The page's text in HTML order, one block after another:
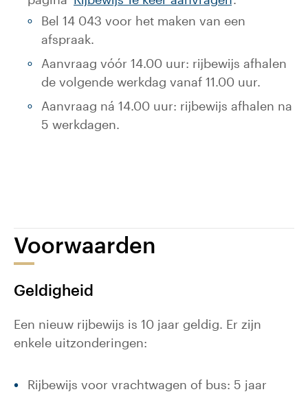
Bel 14 043 voor het maken van een
afspraak.
Aanvraag vóór 14.00 uur: rijbewijs afhalen
de volgende werkdag vanaf 11.00 uur.
Aanvraag ná 14.00 uur: rijbewijs afhalen na
5 werkdagen.
Voorwaarden
Geldigheid
Een nieuw rijbewijs is 10 jaar geldig. Er zijn
enkele uitzonderingen:
Rijbewijs voor vrachtwagen of bus: 5 jaar